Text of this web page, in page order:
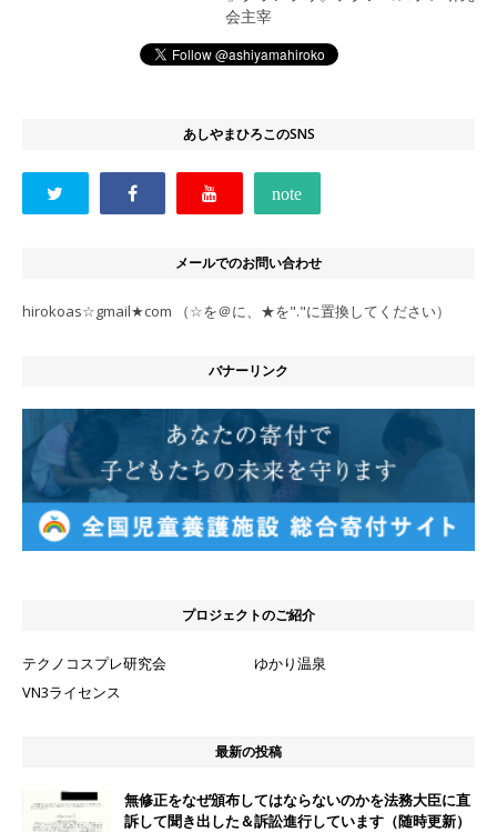
会主宰
あしやまひろこのSNS
メールでのお問い合わせ
hirokoas☆gmail★com （☆を＠に、★を"."に置換してください）
バナーリンク
プロジェクトのご紹介
テクノコスプレ研究会
ゆかり温泉
VN3ライセンス
最新の投稿
無修正をなぜ頒布してはならないのかを法務大臣に直
訴して聞き出した＆訴訟進行しています（随時更新）